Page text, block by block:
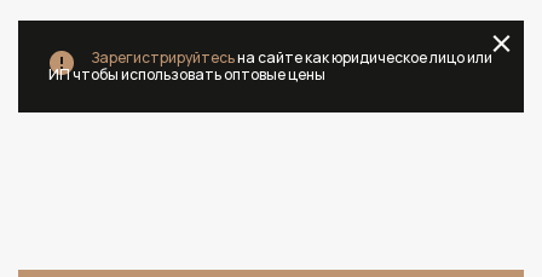
Зарегистрируйтесьна сайте как юридическое лицо или
ИП чтобы использовать оптовые цены